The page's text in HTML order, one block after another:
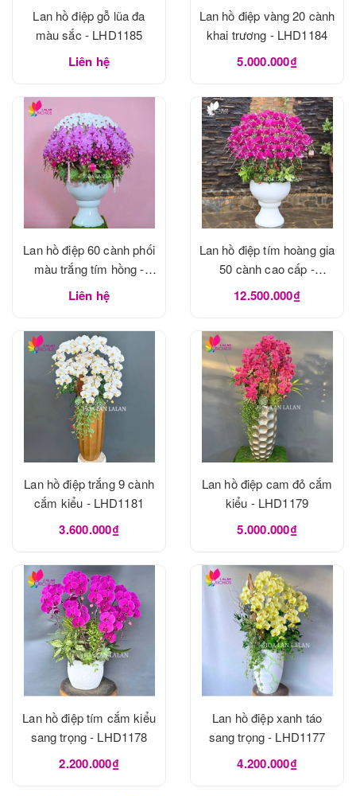
Lan hồ điệp gỗ lũa đa
màu sắc - LHD1185
Liên hệ
Lan hồ điệp vàng 20 cành
khai trương - LHD1184
5.000.000₫
Lan hồ điệp 60 cành phối
màu trắng tím hồng -
LHD1183
Liên hệ
Lan hồ điệp tím hoàng gia
50 cành cao cấp -
LHD1182
12.500.000₫
Lan hồ điệp trắng 9 cành
cắm kiểu - LHD1181
3.600.000₫
Lan hồ điệp cam đỏ cắm
kiểu - LHD1179
5.000.000₫
Lan hồ điệp tím cắm kiểu
sang trọng - LHD1178
2.200.000₫
Lan hồ điệp xanh táo
sang trọng - LHD1177
4.200.000₫